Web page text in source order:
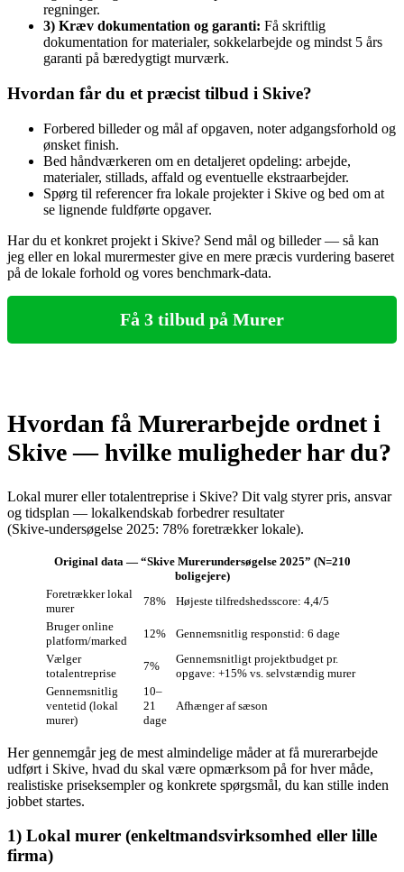
regninger.
3) Kræv dokumentation og garanti: Få skriftlig
dokumentation for materialer, sokkelarbejde og mindst 5 års
garanti på bæredygtigt murværk.
Hvordan får du et præcist tilbud i Skive?
Forbered billeder og mål af opgaven, noter adgangsforhold og
ønsket finish.
Bed håndværkeren om en detaljeret opdeling: arbejde,
materialer, stillads, affald og eventuelle ekstraarbejder.
Spørg til referencer fra lokale projekter i Skive og bed om at
se lignende fuldførte opgaver.
Har du et konkret projekt i Skive? Send mål og billeder — så kan
jeg eller en lokal murermester give en mere præcis vurdering baseret
på de lokale forhold og vores benchmark-data.
Få 3 tilbud på Murer
Hvordan få Murerarbejde ordnet i
Skive — hvilke muligheder har du?
Lokal murer eller totalentreprise i Skive? Dit valg styrer pris, ansvar
og tidsplan — lokalkendskab forbedrer resultater
(Skive‑undersøgelse 2025: 78% foretrækker lokale).
Original data — “Skive Murerundersøgelse 2025” (N=210
boligejere)
Foretrækker lokal
murer
78%
Højeste tilfredshedsscore: 4,4/5
Bruger online
platform/marked
12%
Gennemsnitlig responstid: 6 dage
Vælger
totalentreprise
7%
Gennemsnitligt projektbudget pr.
opgave: +15% vs. selvstændig murer
Gennemsnitlig
ventetid (lokal
murer)
10–
21
dage
Afhænger af sæson
Her gennemgår jeg de mest almindelige måder at få murerarbejde
udført i Skive, hvad du skal være opmærksom på for hver måde,
realistiske priseksempler og konkrete spørgsmål, du kan stille inden
jobbet startes.
1) Lokal murer (enkeltmandsvirksomhed eller lille
firma)